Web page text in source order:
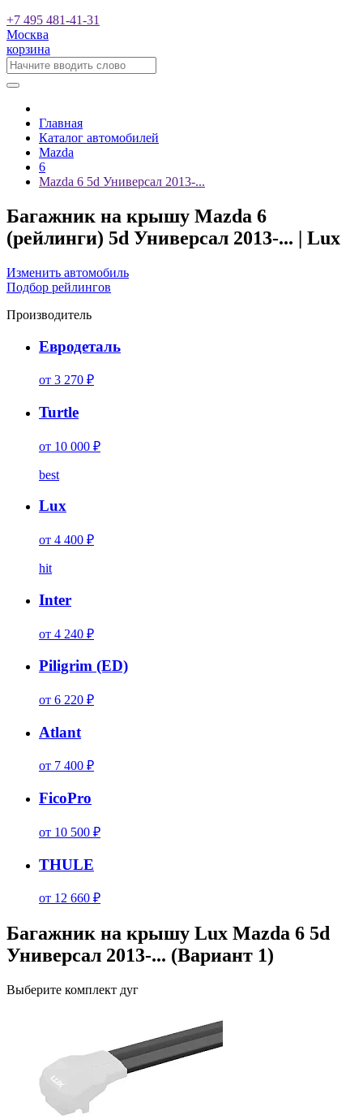
+7 495 481-41-31
Москва
корзина
Главная
Каталог автомобилей
Mazda
6
Mazda 6 5d Универсал 2013-...
Багажник на крышу Mazda 6
(рейлинги) 5d Универсал 2013-... | Lux
Изменить автомобиль
Подбор рейлингов
Производитель
Евродеталь
от 3 270 ₽
Turtle
от 10 000 ₽
best
Lux
от 4 400 ₽
hit
Inter
от 4 240 ₽
Piligrim (ED)
от 6 220 ₽
Atlant
от 7 400 ₽
FicoPro
от 10 500 ₽
THULE
от 12 660 ₽
Багажник на крышу Lux Mazda 6 5d
Универсал 2013-... (Вариант 1)
Выберите комплект дуг